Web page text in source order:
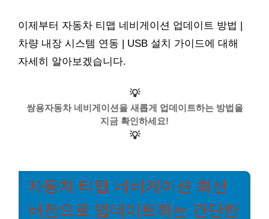
이제부터 자동차 티맵 네비게이션 업데이트 방법 |
차량 내장 시스템 연동 | USB 설치 가이드에 대해
자세히 알아보겠습니다.
💡
쌍용자동차 네비게이션을 새롭게 업데이트하는 방법을
지금 확인하세요!
💡
자동차 티맵 네비게이션 최신
버전으로 업데이트하는 간단한